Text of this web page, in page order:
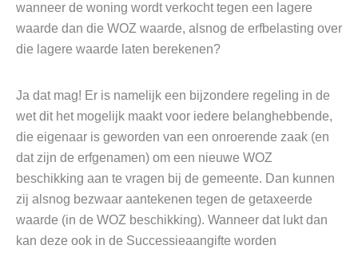
wanneer de woning wordt verkocht tegen een lagere
waarde dan die WOZ waarde, alsnog de erfbelasting over
die lagere waarde laten berekenen?
Ja dat mag! Er is namelijk een bijzondere regeling in de
wet dit het mogelijk maakt voor iedere belanghebbende,
die eigenaar is geworden van een onroerende zaak (en
dat zijn de erfgenamen) om een nieuwe WOZ
beschikking aan te vragen bij de gemeente. Dan kunnen
zij alsnog bezwaar aantekenen tegen de getaxeerde
waarde (in de WOZ beschikking). Wanneer dat lukt dan
kan deze ook in de Successieaangifte worden